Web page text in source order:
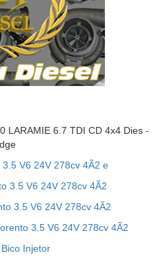
LARAMIE 6.7 TDI CD 4x4 Dies -
V6 24V 278cv 4Ã2 e
3.5 V6 24V 278cv 4Ã2
3.5 V6 24V 278cv 4Ã2
3.5 V6 24V 278cv 4Ã2
Injetor